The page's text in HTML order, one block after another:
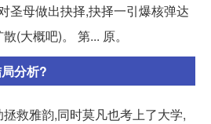
圣母做出抉择,抉择一引爆核弹达
(大概吧)。 第... 原。
分析?
救雅韵,同时莫凡也考上了大学,